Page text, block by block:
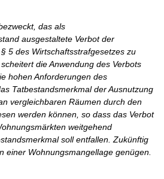
das als
ausgestaltete Verbot der
5 des Wirtschaftsstrafgesetzes zu
die Anwendung des Verbots
hohen Anforderungen des
Tatbestandsmerkmal der Ausnutzung
vergleichbaren Räumen durch den
werden können, so dass das Verbot
weitgehend
soll entfallen. Zukünftig
einer Wohnungsmangellage genügen.